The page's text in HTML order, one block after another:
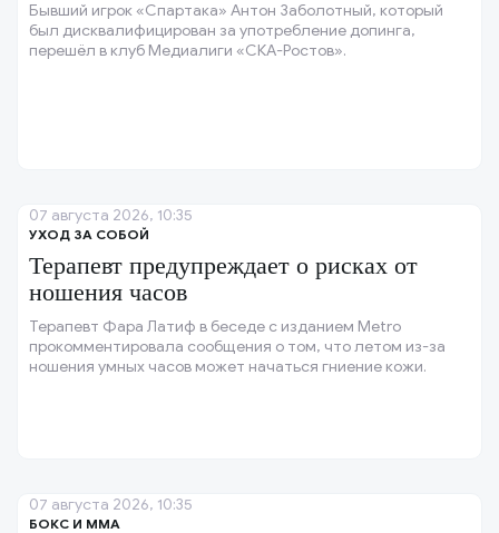
Бывший игрок «Спартака» Антон Заболотный, который
был дисквалифицирован за употребление допинга,
перешёл в клуб Медиалиги «СКА-Ростов».
УХОД ЗА СОБОЙ
Терапевт предупреждает о рисках от
ношения часов
Терапевт Фара Латиф в беседе с изданием Metro
прокомментировала сообщения о том, что летом из-за
ношения умных часов может начаться гниение кожи.
07 августа 2026, 10:35
БОКС И ММА
07 августа 2026, 10:35